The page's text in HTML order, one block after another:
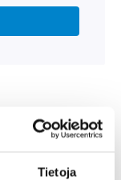
Tietoja